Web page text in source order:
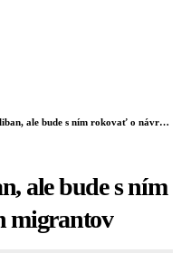
ale bude s ním rokovať o návratoch migrantov
ale bude s ním
migrantov